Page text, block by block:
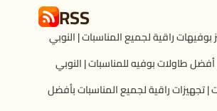
RSS
راقية لجميع المناسبات | النوبي
أفضل طاولات بوفيه للمناسبات | النوبي
| تجهيزات راقية لجميع المناسبات بأفضل